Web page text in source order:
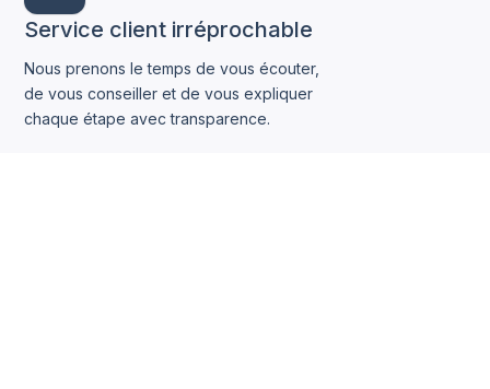
Service client irréprochable
Nous prenons le temps de vous écouter,
de vous conseiller et de vous expliquer
chaque étape avec transparence.